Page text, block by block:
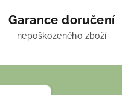
Garance doručení
nepoškozeného zboží